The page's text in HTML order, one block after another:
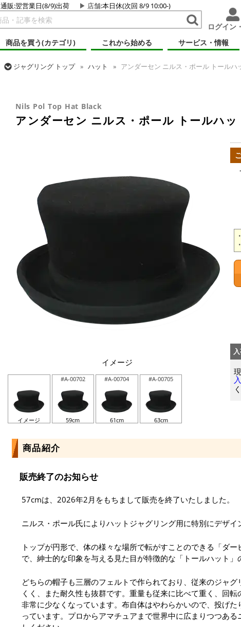
通販:翌営業日(8/9)出荷 店舗:本日休(次回 8/9 10:00-)
ログイン
商品を買う(カテゴリ)
これから始める サービス・情報
ジャグリング トップ ハット
アンダーセン ニルス・ポール トールハ
Nils Pol Top Hat Black
アンダーセン ニルス・ポール トールハッ
イメージ
イメージ
#A-00702
59cm
#A-00704
61cm
#A-00705
63cm
商品紹介
販売終了のお知らせ
57cmは、2026年2月をもちまして販売を終了いたしました。
ニルス・ポール氏によりハットジャグリング用に特別にデザイ
トップが円形で、体の様々な場所で転がすことのできる「ダ
で、紳士的な印象を与える見た目が特徴的な「トールハット」
どちらの帽子も三層のフェルトで作られており、従来のジャ
くく、また耐久性も抜群です。重量も従来に比べて重く、回
非常に少なくなっています。布自体はやわらかいので、投げ
っています。プロからアマチュアまで世界中に広まりつつあ